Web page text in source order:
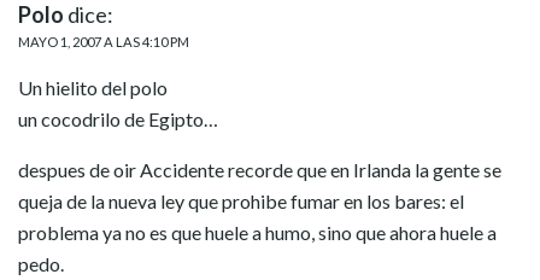
Polo dice:
MAYO 1, 2007 A LAS 4:10 PM
Un hielito del polo
un cocodrilo de Egipto…
despues de oir Accidente recorde que en Irlanda la gente se
queja de la nueva ley que prohibe fumar en los bares: el
problema ya no es que huele a humo, sino que ahora huele a
pedo.